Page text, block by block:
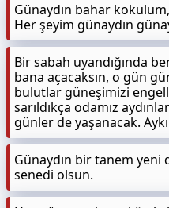
Günaydın bahar
Her şeyim günaydın
Bir sabah uyandığında
bana açacaksın, o gün
bulutlar güneşimizi
sarıldıkça odamız
günler de yaşanacak.
Günaydın bir tanem yeni
senedi olsun.